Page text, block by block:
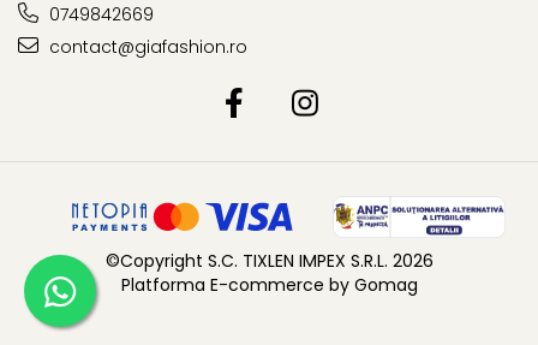
0749842669
contact@giafashion.ro
©Copyright S.C. TIXLEN IMPEX S.R.L. 2026
Platforma E-commerce by Gomag